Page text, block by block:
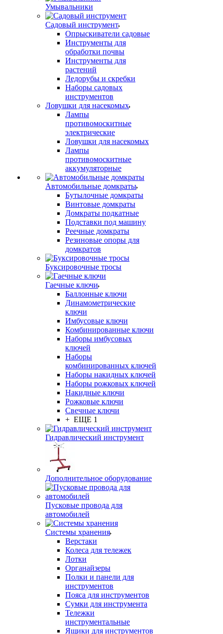
Умывальники
Садовый инструмент
Опрыскиватели садовые
Инструменты для
обработки почвы
Инструменты для
растений
Ледорубы и скребки
Наборы садовых
инструментов
Ловушки для насекомых
Лампы
противомоскитные
электрические
Ловушки для насекомых
Лампы
противомоскитные
аккумуляторные
Автомобильные домкраты
Бутылочные домкраты
Винтовые домкраты
Домкраты подкатные
Подставки под машину
Реечные домкраты
Резиновые опоры для
домкратов
Буксировочные тросы
Гаечные ключи
Баллонные ключи
Динамометрические
ключи
Имбусовые ключи
Комбинированные ключи
Наборы имбусовых
ключей
Наборы
комбинированных ключей
Наборы накидных ключей
Наборы рожковых ключей
Накидные ключи
Рожковые ключи
Свечные ключи
+ ЕЩЕ 1
Гидравлический инструмент
Дополнительное оборудование
Пусковые провода для
автомобилей
Системы хранения
Верстаки
Колеса для тележек
Лотки
Органайзеры
Полки и панели для
инструментов
Пояса для инструментов
Сумки для инструмента
Тележки
инструментальные
Ящики для инструментов